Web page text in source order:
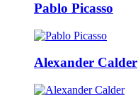
Pablo Picasso
Alexander Calder